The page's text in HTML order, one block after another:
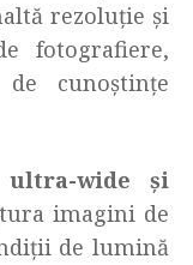
rezoluție și
fotografiere,
cunoștințe
wide și
imagini de
de lumină